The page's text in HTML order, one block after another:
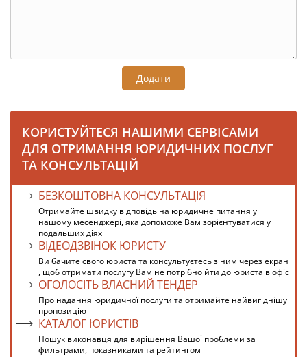
Додати
КОРИСТУЙТЕСЯ НАШИМИ СЕРВІСАМИ
ДЛЯ ОТРИМАННЯ ЮРИДИЧНИХ ПОСЛУГ
ТА КОНСУЛЬТАЦІЙ
БЕЗКОШТОВНА КОНСУЛЬТАЦІЯ
Отримайте швидку відповідь на юридичне питання у
нашому месенджері, яка допоможе Вам зорієнтуватися у
подальших діях
ВІДЕОДЗВІНОК ЮРИСТУ
Ви бачите свого юриста та консультуєтесь з ним через екран
, щоб отримати послугу Вам не потрібно йти до юриста в офіс
ОГОЛОСІТЬ ВЛАСНИЙ ТЕНДЕР
Про надання юридичної послуги та отримайте найвигіднішу
пропозицію
КАТАЛОГ ЮРИСТІВ
Пошук виконавця для вирішення Вашої проблеми за
фильтрами, показниками та рейтингом